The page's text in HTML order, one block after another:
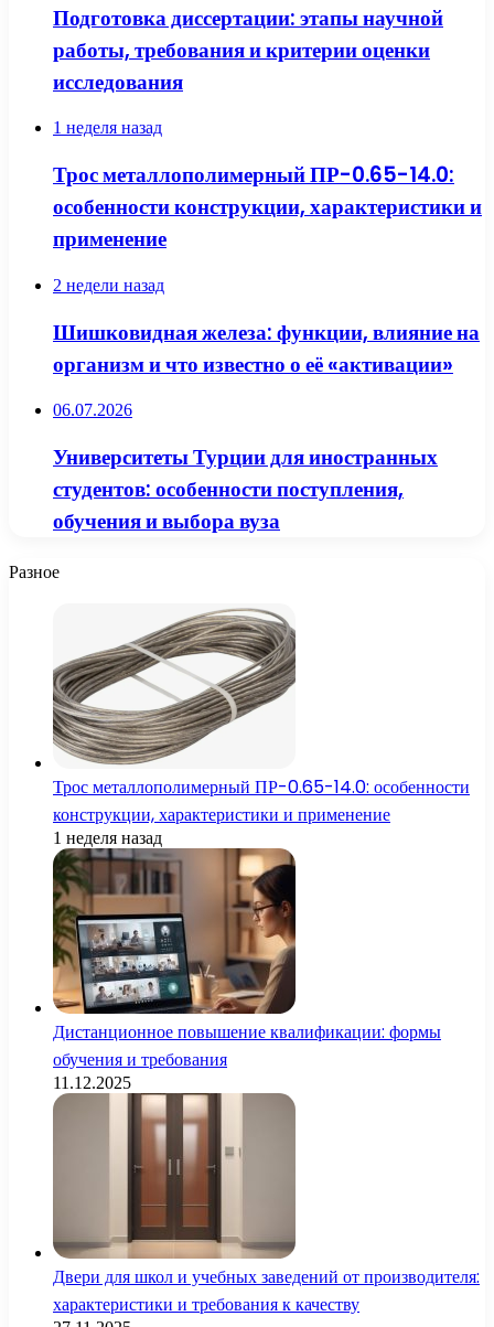
Подготовка диссертации: этапы научной
работы, требования и критерии оценки
исследования
1 неделя назад
Трос металлополимерный ПР-0.65-14.0:
особенности конструкции, характеристики и
применение
2 недели назад
Шишковидная железа: функции, влияние на
организм и что известно о её «активации»
06.07.2026
Университеты Турции для иностранных
студентов: особенности поступления,
обучения и выбора вуза
Разное
Трос металлополимерный ПР-0.65-14.0: особенности
конструкции, характеристики и применение
1 неделя назад
Дистанционное повышение квалификации: формы
обучения и требования
11.12.2025
Двери для школ и учебных заведений от производителя:
характеристики и требования к качеству